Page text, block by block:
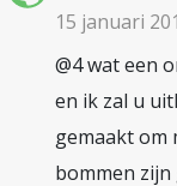
15 januari
@4 wat een
en ik zal u
gemaakt om
bommen